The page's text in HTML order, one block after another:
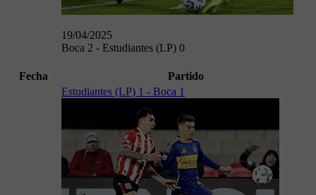
19/04/2025
Boca 2 - Estudiantes (LP) 0
Fecha Partido
Estudiantes (LP) 1 - Boca 1